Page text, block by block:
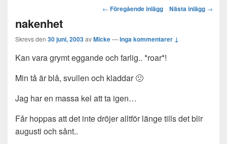
Post
← Föregående inlägg Nästa inlägg →
nakenhet
Skrevs den 30 juni, 2003avMicke—Inga kommentarer ↓
Kan vara grymt eggande och farlig.. *roar*!
Min tå är blå, svullen och kladdar 🙁
Jag har en massa kel att ta igen…
Får hoppas att det inte dröjer alltför länge tills det blir
augusti och sånt..